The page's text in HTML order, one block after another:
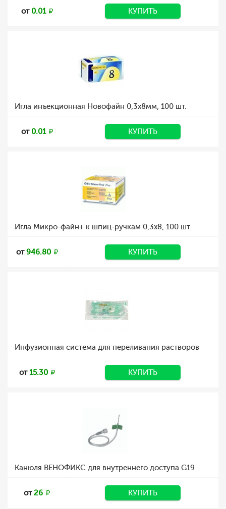
от 0.01 КУПИТЬ
Игла инъекционная Новофайн 0,3x8мм, 100 шт.
от 0.01 КУПИТЬ
Игла Микро-файн+ к шпиц-ручкам 0,3x8, 100 шт.
от946.80 КУПИТЬ
Инфузионная система для переливания растворов
от15.30 КУПИТЬ
Канюля ВЕНОФИКС для внутреннего доступа G19
от26 КУПИТЬ